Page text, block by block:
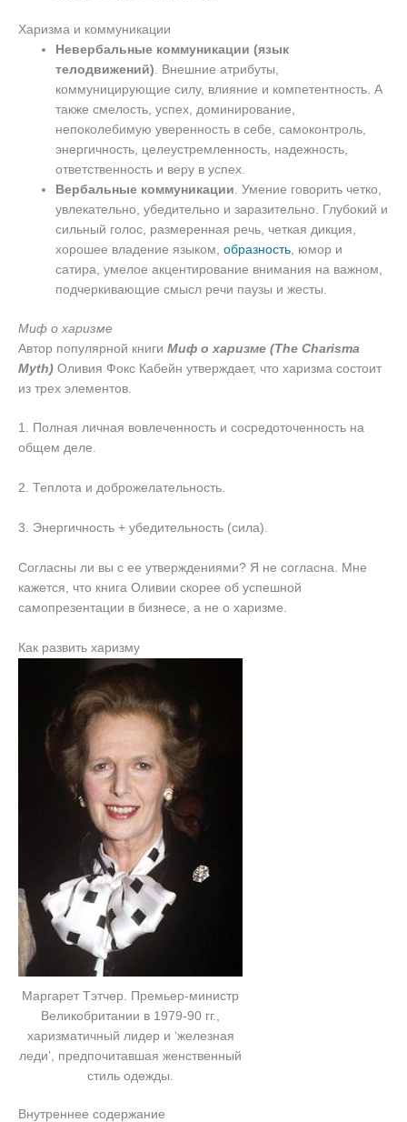
Харизма и коммуникации
Невербальные коммуникации (язык
телодвижений). Внешние атрибуты,
коммуницирующие силу, влияние и компетентность. А
также смелость, успех, доминирование,
непоколебимую уверенность в себе, самоконтроль,
энергичность, целеустремленность, надежность,
ответственность и веру в успех.
Вербальные коммуникации. Умение говорить четко,
увлекательно, убедительно и заразительно. Глубокий и
сильный голос, размеренная речь, четкая дикция,
хорошее владение языком,образность, юмор и
сатира, умелое акцентирование внимания на важном,
подчеркивающие смысл речи паузы и жесты.
Миф о харизме
Автор популярной книги Миф о харизме (The Charisma
Myth) Оливия Фокс Кабейн утверждает, что харизма состоит
из трех элементов.
1. Полная личная вовлеченность и сосредоточенность на
общем деле.
2. Теплота и доброжелательность.
3. Энергичность + убедительность (сила).
Согласны ли вы с ее утверждениями? Я не согласна. Мне
кажется, что книга Оливии скорее об успешной
самопрезентации в бизнесе, а не о харизме.
Как развить харизму
Маргарет Тэтчер. Премьер-министр
Великобритании в 1979-90 гг.,
харизматичный лидер и ‘железная
леди’, предпочитавшая женственный
стиль одежды.
Внутреннее содержание